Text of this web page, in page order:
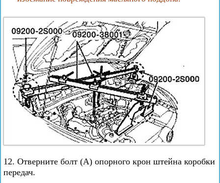
12. Отверните болт (А) опорного крон штейна коробки
передач.